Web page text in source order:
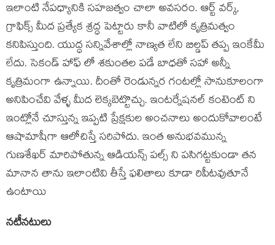
ఇలాంటి నేపధ్యానికి సహజత్వం చాలా అవసరం. ఆర్ట్ వర్క్,
గ్రాఫిక్స్ మీద ప్రత్యేక శ్రద్ధ పెట్టారు కానీ వాటిలో కృత్రిమత్వం
కనిపిస్తుంది. యుద్ధ సన్నివేశాల్లో నాణ్యత లేని బిల్డప్ తప్ప ఇంకేమీ
లేదు. సెకండ్ హాఫ్ లో శకుంతల పడే బాధతో సహా అన్నీ
కృత్రిమంగా ఉన్నాయి. దీంతో రెండున్నర గంటల్లో సానుకూలంగా
అనిపించేవి వేళ్ళ మీద లెక్కబెట్టొచ్చు. ఇంటర్నేషనల్ కంటెంట్ ని
ఇంట్లోనే చూస్తున్న ఇప్పటి ప్రేక్షకుల అంచనాలు అందుకోవాలంటే
ఆషామాషీగా ఆలోచిస్తే సరిపోదు. ఇంత అనుభవమున్న
గుణశేఖర్ మారిపోతున్న ఆడియన్స్ పల్స్ ని పసిగట్టకుండా తన
మానాన తాను ఇలాంటివి తీస్తే ఫలితాలు కూడా రిపీటవుతూనే
ఉంటాయి
నటీనటులు